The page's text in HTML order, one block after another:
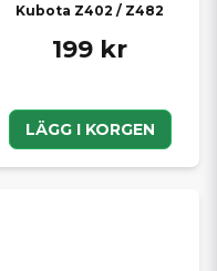
Kubota Z402 / Z482
199 kr
LÄGG I KORGEN